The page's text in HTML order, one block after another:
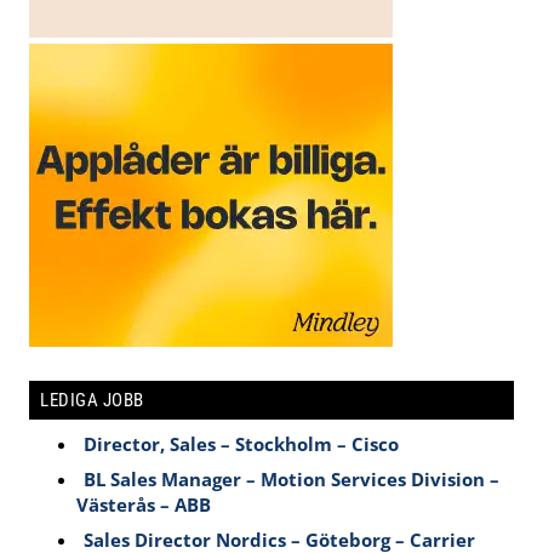
LEDIGA JOBB
Director, Sales – Stockholm – Cisco
BL Sales Manager – Motion Services Division –
Västerås – ABB
Sales Director Nordics – Göteborg – Carrier